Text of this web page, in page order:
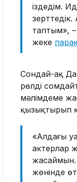
іздедім.
зерттедік.
таптым»,
жеке
Сондай-ақ
рөлді
мәлімдеме
қызықтырып
«Алдағы
актерлар
жасаймын.
жөнінде